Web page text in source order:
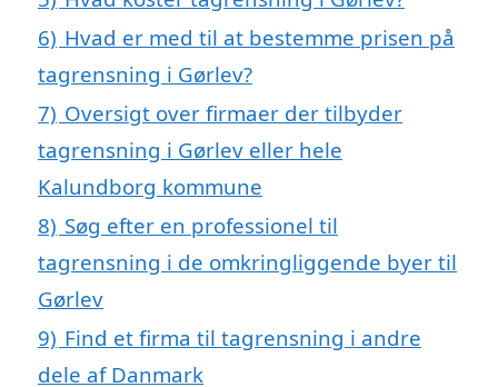
6) Hvad er med til at bestemme prisen på
tagrensning i Gørlev?
7) Oversigt over firmaer der tilbyder
tagrensning i Gørlev eller hele
Kalundborg kommune
8) Søg efter en professionel til
tagrensning i de omkringliggende byer til
Gørlev
9) Find et firma til tagrensning i andre
dele af Danmark